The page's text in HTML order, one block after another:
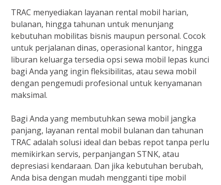
TRAC menyediakan layanan rental mobil harian,
bulanan, hingga tahunan untuk menunjang
kebutuhan mobilitas bisnis maupun personal. Cocok
untuk perjalanan dinas, operasional kantor, hingga
liburan keluarga tersedia opsi sewa mobil lepas kunci
bagi Anda yang ingin fleksibilitas, atau sewa mobil
dengan pengemudi profesional untuk kenyamanan
maksimal.
Bagi Anda yang membutuhkan sewa mobil jangka
panjang, layanan rental mobil bulanan dan tahunan
TRAC adalah solusi ideal dan bebas repot tanpa perlu
memikirkan servis, perpanjangan STNK, atau
depresiasi kendaraan. Dan jika kebutuhan berubah,
Anda bisa dengan mudah mengganti tipe mobil